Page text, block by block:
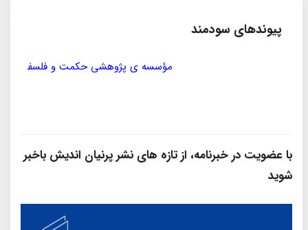
پیوندهای سودمند
مؤسسه ی پژوهشی حکمت و فلسفه ی ایران
با عضویت در خبرنامه، از تازه‌ های نشر پرنیان‌ اندیش باخبر
شوید